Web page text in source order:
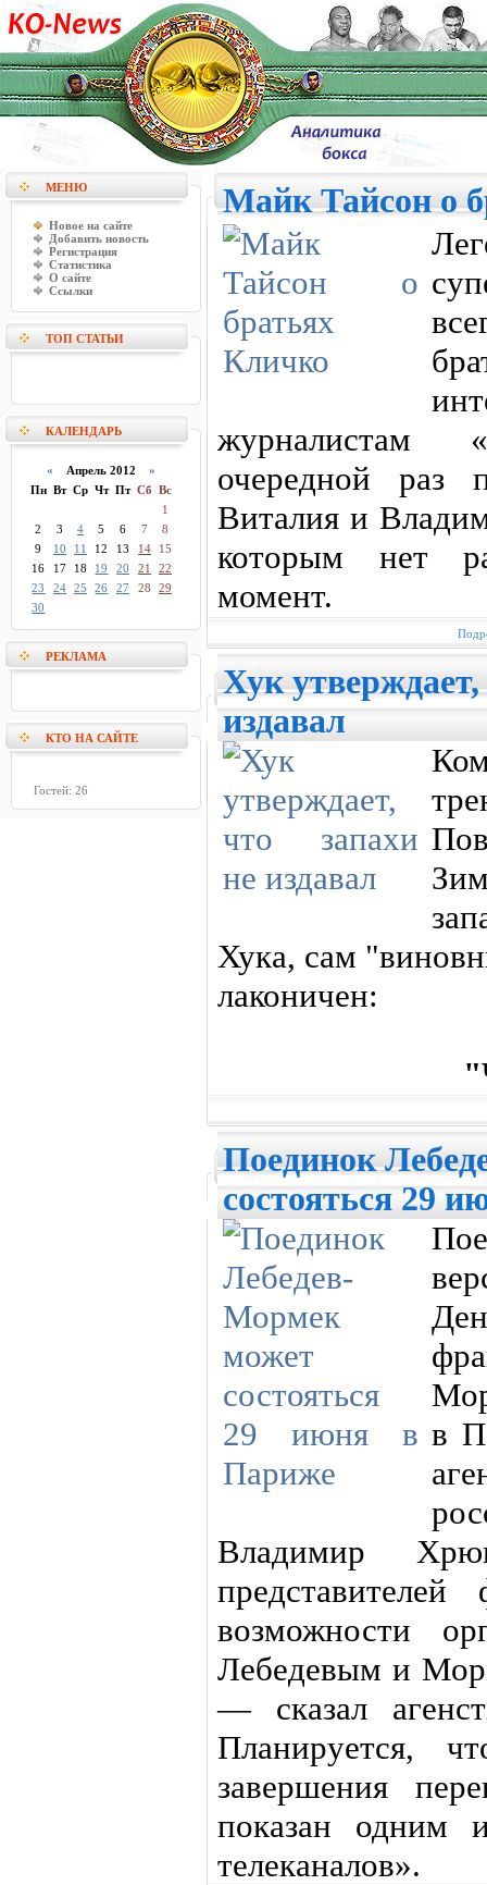
МЕНЮ
Новое на сайте
Добавить новость
Регистрация
Статистика
О сайте
Ссылки
ТОП СТАТЬИ
КАЛЕНДАРЬ
« Апрель 2012 »
Пн Вт Ср Чт Пт Сб Вс
1
2
3 4 5 6 7
8
9
10 11 12 13 14
15
16
17 18 19 20 21
22
23
24 25 26 27 28
29
30
РЕКЛАМА
КТО НА САЙТЕ
Гостей: 26
Майк Тайсон о
очередной раз
Виталия и
которым нет
момент.
Хук
издавал
Хука, сам
лаконичен:
Поединок
состояться 29
в
Владимир
возможности
Лебедевым и
— сказал
Планируется,
завершения
показан одним
телеканалов».